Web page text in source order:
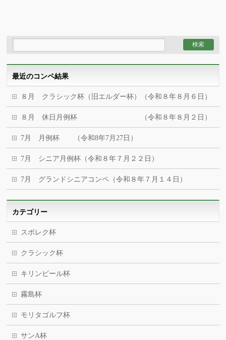
最近のコンペ結果
８月 クラシック杯（旧エルダー杯）（令和８年８月６日）
８月 休日月例杯 （令和８年８月２日）
7月 月例杯 （令和8年7月27日）
7月 シニア月例杯（令和８年７月２２日）
7月 グランドシニアコンペ（令和８年７月１４日）
カテゴリー
スポレク杯
クラシック杯
キリンビール杯
霧島杯
モリタゴルフ杯
サンA杯